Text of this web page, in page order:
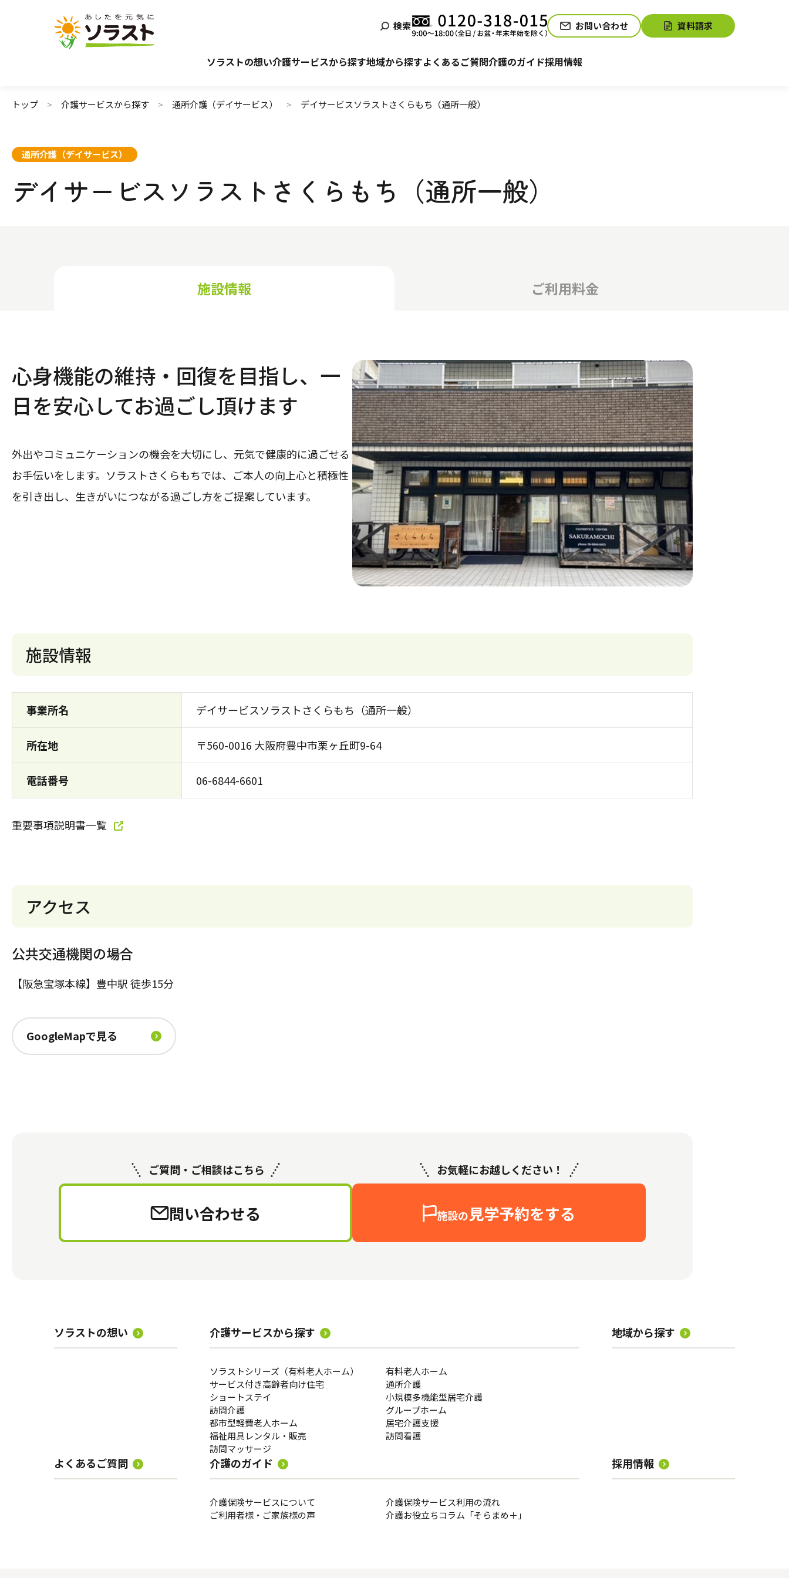
検索 お問い合わせ 資料請求
ソラストの想い介護サービスから探す
施設で暮らす 自宅でサービスを受ける サービスの相談をする
地域から探すよくあるご質問介護のガイド
介護保険サービスについて ご利用者様・ご家族様の声 介護お役立ちコラム「そらまめ＋」
採用情報
トップ 介護サービスから探す 通所介護（デイサービス） デイサービスソラストさくらもち（通所一般）
通所介護（デイサービス）
デイサービスソラストさくらもち（通所一般）
施設情報 ご利用料金
心身機能の維持・回復を目指し、一
日を安心してお過ごし頂けます
外出やコミュニケーションの機会を大切にし、元気で健康的に過ごせる
お手伝いをします。ソラストさくらもちでは、ご本人の向上心と積極性
を引き出し、生きがいにつながる過ごし方をご提案しています。
施設情報
事業所名 デイサービスソラストさくらもち（通所一般）
所在地 〒560-0016 大阪府豊中市栗ヶ丘町9-64
電話番号 06-6844-6601
重要事項説明書一覧
アクセス
公共交通機関の場合
【阪急宝塚本線】豊中駅 徒歩15分
GoogleMapで見る
ご質問・ご相談はこちら
問い合わせる
お気軽にお越しください！
施設の見学予約をする
ソラストの想い 介護サービスから探す
ソラストシリーズ（有料老人ホーム）
有料老人ホーム
サービス付き高齢者向け住宅
通所介護
ショートステイ
小規模多機能型居宅介護
訪問介護
グループホーム
都市型軽費老人ホーム
居宅介護支援
福祉用具レンタル・販売
訪問看護
訪問マッサージ
地域から探す
よくあるご質問 介護のガイド
介護保険サービスについて
介護保険サービス利用の流れ
ご利用者様・ご家族様の声
介護お役立ちコラム「そらまめ＋」
採用情報